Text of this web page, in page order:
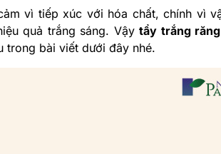
vì tiếp xúc với hóa chất, chính vì
quả trắng sáng. Vậytẩy trắng
trong bài viết dưới đây nhé.